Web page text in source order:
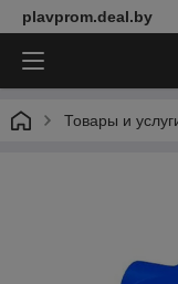
plavprom.deal.by
Товары и